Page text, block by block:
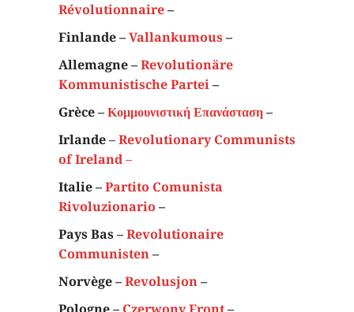
Révolutionnaire–
Finlande –Vallankumous–
Allemagne –Revolutionäre
Kommunistische Partei–
Grèce –Κομμουνιστική Επανάσταση–
Irlande–Revolutionary Communists
of Ireland–
Italie –Partito Comunista
Rivoluzionario –
Pays Bas –Revolutionaire
Communisten–
Norvège –Revolusjon–